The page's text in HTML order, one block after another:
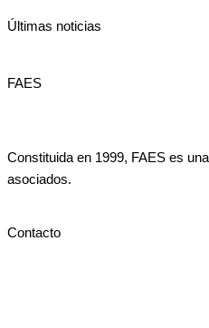
Últimas noticias
FAES
Constituida en 1999, FAES es
asociados.
Contacto